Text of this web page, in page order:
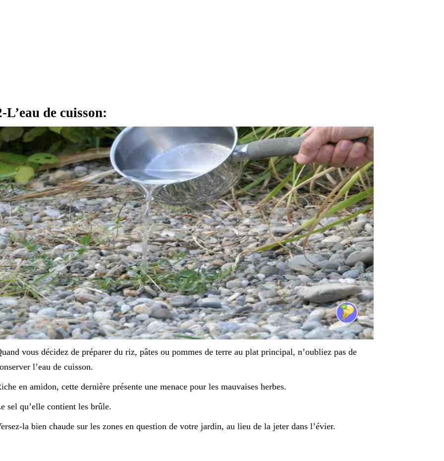
L’eau de cuisson:
vous décidez de préparer du riz, pâtes ou pommes de terre au plat principal, n’oubliez pas de
l’eau de cuisson.
en amidon, cette dernière présente une menace pour les mauvaises herbes.
sel qu’elle contient les brûle.
la bien chaude sur les zones en question de votre jardin, au lieu de la jeter dans l’évier.